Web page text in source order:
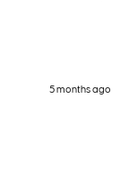
5 months ago